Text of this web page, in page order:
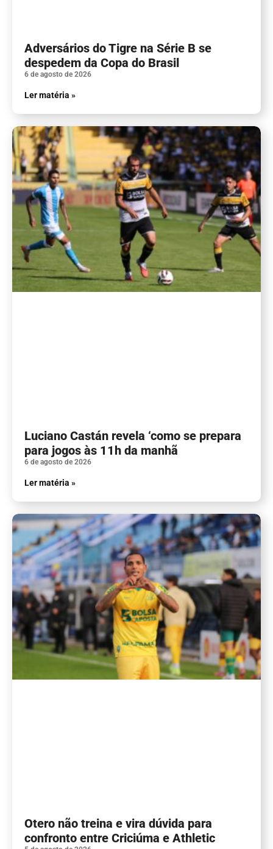
Adversários do Tigre na Série B se
despedem da Copa do Brasil
6 de agosto de 2026
Ler matéria »
Luciano Castán revela ‘como se prepara
para jogos às 11h da manhã
6 de agosto de 2026
Ler matéria »
Otero não treina e vira dúvida para
confronto entre Criciúma e Athletic